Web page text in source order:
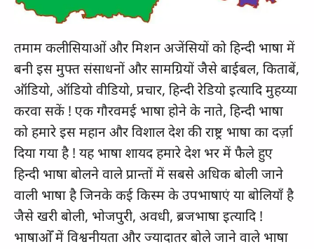
तमाम कलीसियाओं और मिशन अजेंसियों को हिन्दी भाषा में
बनी इस मुफ्त संसाधनों और सामग्रियों जैसे बाईबल, किताबें,
ऑडियो, ऑडियो वीडियो, प्रचार, हिन्दी रेडियो इत्यादि मुहय्या
करवा सकें ! एक गौरवमई भाषा होने के नाते, हिन्दी भाषा
को हमारे इस महान और विशाल देश की राष्ट्र भाषा का दर्ज़ा
दिया गया है ! यह भाषा शायद हमारे देश भर में फैले हुए
हिन्दी भाषा बोलने वाले प्रान्तों में सबसे अधिक बोली जाने
वाली भाषा है जिनके कई किस्म के उपभाषाएं या बोलियाँ है
जैसे खरी बोली, भोजपुरी, अवधी, ब्रजभाषा इत्यादि !
भाषाओँ में विश्वनीयता और ज्यादातर बोले जाने वाले भाषा